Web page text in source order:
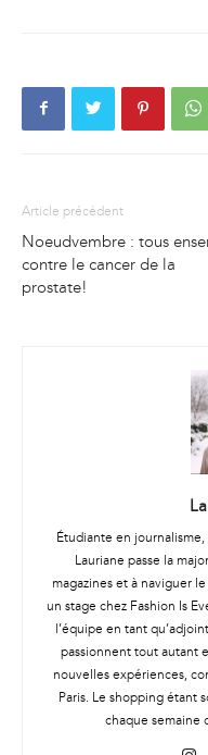
Article précédent
Noeudvembre : tous
contre le cancer de la
prostate!
Étudiante en
Lauriane passe la
magazines et à naviguer
un stage chez Fashion Is
l’équipe en tant
passionnent tout autant
nouvelles expériences,
Paris. Le shopping étant
chaque semaine